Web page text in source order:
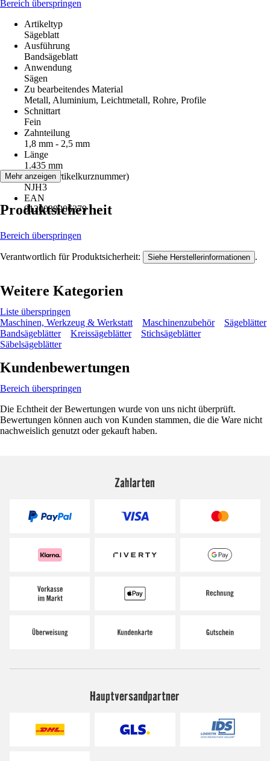
Bereich überspringen
Artikeltyp
Sägeblatt
Ausführung
Bandsägeblatt
Anwendung
Sägen
Zu bearbeitendes Material
Metall, Aluminium, Leichtmetall, Rohre, Profile
Schnittart
Fein
Zahnteilung
1,8 mm - 2,5 mm
Länge
1.435 mm
AKN (Artikelkurznummer)
NJH3
EAN
9120039906379
Mehr anzeigen
Produktsicherheit
Bereich überspringen
Verantwortlich für Produktsicherheit: Siehe Herstellerinformationen .
Weitere Kategorien
Liste überspringen
Maschinen, Werkzeug & Werkstatt
Maschinenzubehör
Sägeblätter
Bandsägeblätter
Kreissägeblätter
Stichsägeblätter
Säbelsägeblätter
Kundenbewertungen
Bereich überspringen
Die Echtheit der Bewertungen wurde von uns nicht überprüft.
Bewertungen können auch von Kunden stammen, die die Ware nicht
nachweislich genutzt oder gekauft haben.
Zahlarten
Hauptversandpartner